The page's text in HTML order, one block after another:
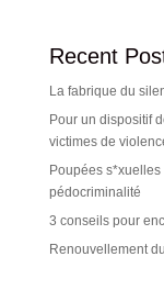
Recent
La fabrique du
Pour un dispositif
victimes de
Poupées
pédocriminalité
3 conseils pour
Renouvellement